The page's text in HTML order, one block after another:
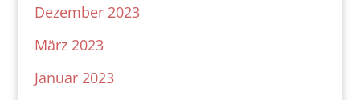
Dezember 2023
März 2023
Januar 2023